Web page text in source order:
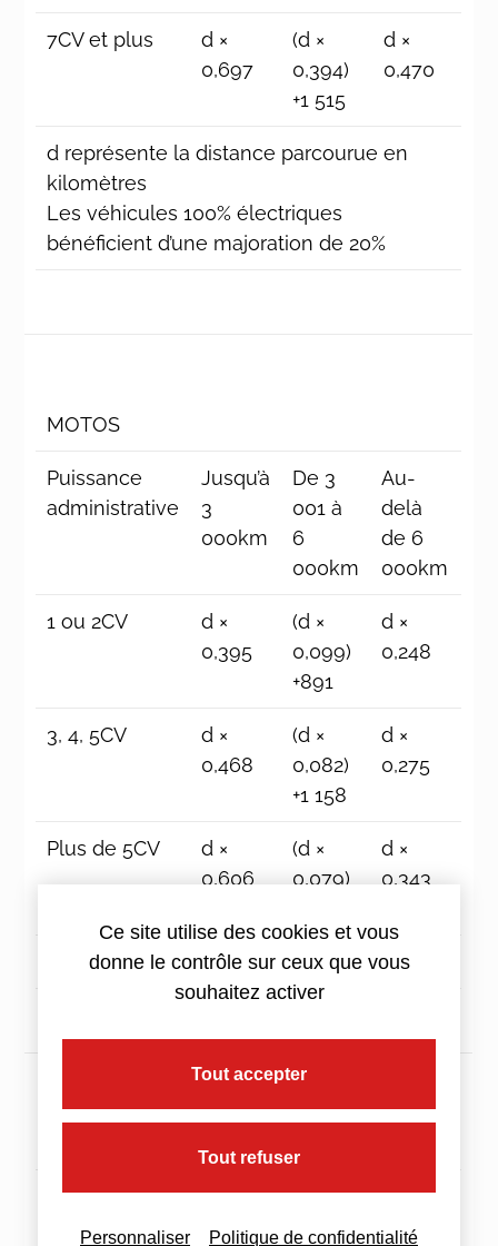
7CV et plus
d ×
0,697
(d ×
0,394)
+1 515
d ×
0,470
d représente la distance parcourue en
kilomètres
Les véhicules 100% électriques
bénéficient d’une majoration de 20%
MOTOS
Puissance
administrative
Jusqu’à
3
000km
De 3
001 à
6
000km
Au-
delà
de 6
000km
1 ou 2CV
d ×
0,395
(d ×
0,099)
+891
d ×
0,248
3, 4, 5CV
d ×
0,468
(d ×
0,082)
+1 158
d ×
0,275
Plus de 5CV
d ×
0,606
(d ×
0,079)
d ×
0,343
d représente la distance parcourue
Jusqu’à 3
000km
De 3 001 à 6
000km
Au-delà de 6
000km
Ce site utilise des cookies et vous
donne le contrôle sur ceux que vous
souhaitez activer
Tout accepter
Tout refuser
Personnaliser Politique de confidentialité